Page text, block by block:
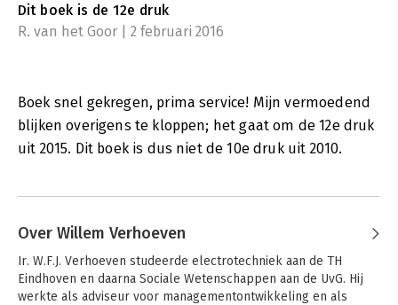
Dit boek is de 12e druk
R. van het Goor | 2 februari 2016
Boek snel gekregen, prima service! Mijn vermoedend
blijken overigens te kloppen; het gaat om de 12e druk
uit 2015. Dit boek is dus niet de 10e druk uit 2010.
Over Willem Verhoeven
Ir. W.F.J. Verhoeven studeerde electrotechniek aan de TH
Eindhoven en daarna Sociale Wetenschappen aan de UvG. Hij
werkte als adviseur voor managementontwikkeling en als